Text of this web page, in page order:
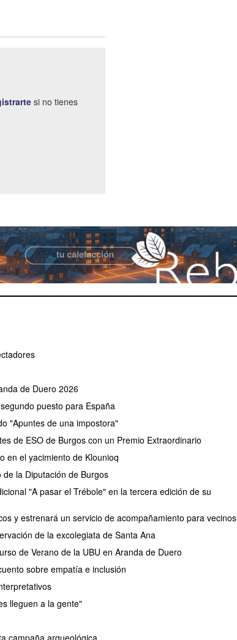
si no tienes
de Duero 2026
puesto para España
"Apuntes de una impostora"
de ESO de Burgos con un Premio Extraordinario
en el yacimiento de Klounioq
la Diputación de Burgos
"A pasar el Trébole" en la tercera edición de su
y estrenará un servicio de acompañamiento para vecinos
de la excolegiata de Santa Ana
de Verano de la UBU en Aranda de Duero
sobre empatía e inclusión
lleguen a la gente"